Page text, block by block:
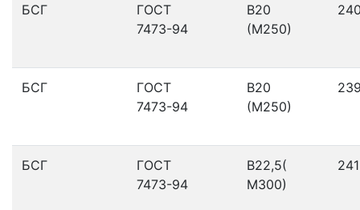
БСГ
ГОСТ
7473-94
В20
(М250)
БСГ
ГОСТ
7473-94
В20
(М250)
БСГ
ГОСТ
7473-94
В22,5(
М300)